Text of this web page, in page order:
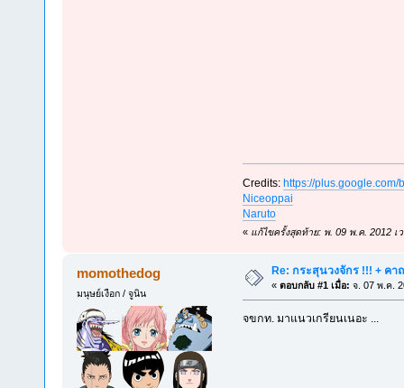
Credits: https://
Niceoppai
Naruto
« แก้ไขครั้งสุดท้าย: พ. 09 พ.ค. 2012 เ
momothedog
มนุษย์เงือก / จูนิน
Re: กระสุนวงจักร !!! + ค
« ตอบกลับ #1 เมื่อ: จ. 07 พ.ค.
จขกท. มาแนวเกรียนเนอะ ...